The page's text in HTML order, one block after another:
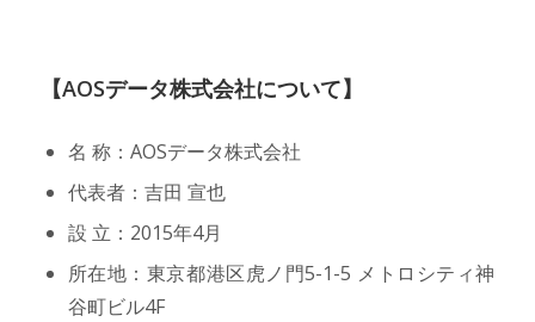
【AOSデータ株式会社について】
名 称：AOSデータ株式会社
代表者：吉田 宣也
設 立：2015年4月
所在地：東京都港区虎ノ門5-1-5 メトロシティ神
谷町ビル4F